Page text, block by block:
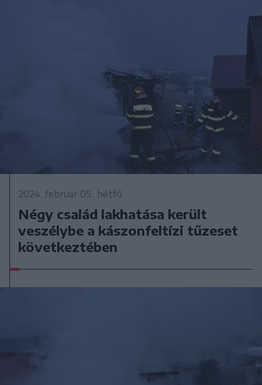
2024. február 05., hétfő
Négy család lakhatása került
veszélybe a kászonfeltízi tűzeset
következtében